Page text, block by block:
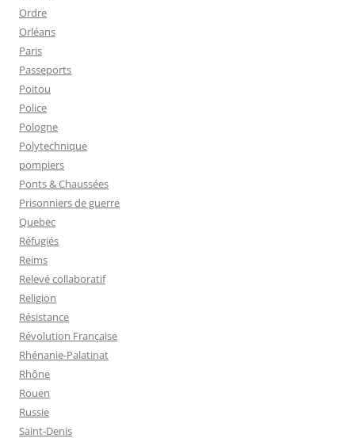
Ordre
Orléans
Paris
Passeports
Poitou
Police
Pologne
Polytechnique
pompiers
Ponts & Chaussées
Prisonniers de guerre
Quebec
Réfugiés
Reims
Relevé collaboratif
Religion
Résistance
Révolution Française
Rhénanie-Palatinat
Rhône
Rouen
Russie
Saint-Denis